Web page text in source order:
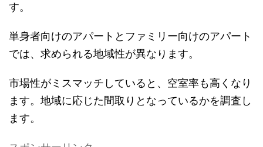
す。
単身者向けのアパートとファミリー向けのアパート
では、求められる地域性が異なります。
市場性がミスマッチしていると、空室率も高くなり
ます。地域に応じた間取りとなっているかを調査し
ます。